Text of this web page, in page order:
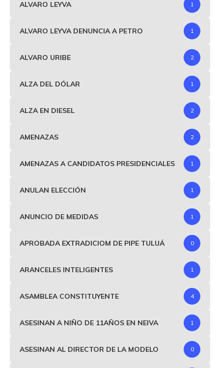
ALVARO LEYVA 1
ALVARO LEYVA DENUNCIA A PETRO 1
ALVARO URIBE 2
ALZA DEL DÓLAR 1
ALZA EN DIESEL 2
AMENAZAS 2
AMENAZAS A CANDIDATOS PRESIDENCIALES 1
ANULAN ELECCIÓN 1
ANUNCIO DE MEDIDAS 1
APROBADA EXTRADICIOM DE PIPE TULUÁ 0
ARANCELES INTELIGENTES 1
ASAMBLEA CONSTITUYENTE 4
ASESINAN A NIÑO DE 11AÑOS EN NEIVA 1
ASESINAN AL DIRECTOR DE LA MODELO 0